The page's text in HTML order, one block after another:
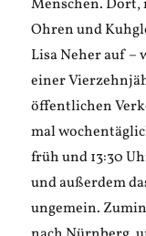
Menschen.
Ohren und
Lisa Neher auf –
einer
öffentlichen
mal
früh und 13:30
und außerdem
ungemein.